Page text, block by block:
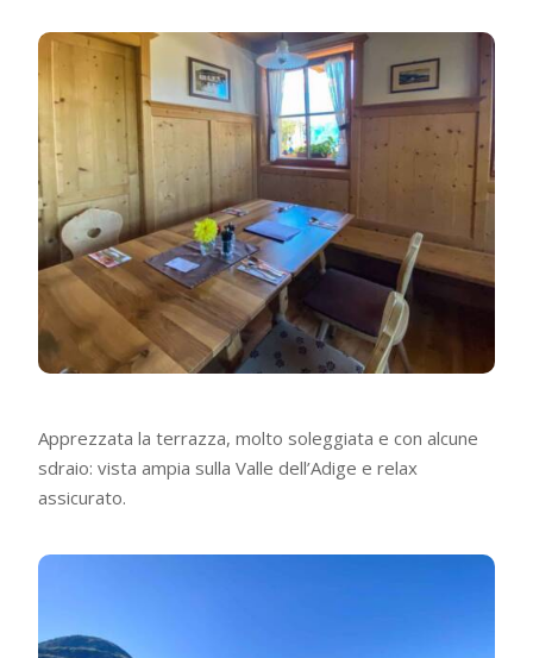
Apprezzata la terrazza, molto soleggiata e con alcune
sdraio: vista ampia sulla Valle dell’Adige e relax
assicurato.